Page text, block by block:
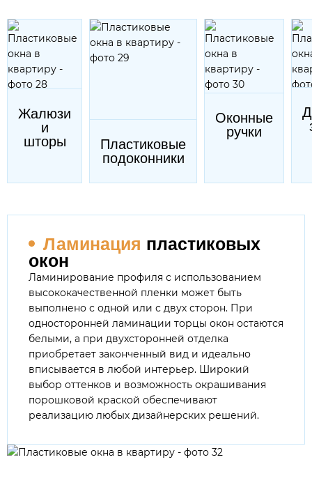
Жалюзи
и
шторы
Пластиковые
подоконники
Оконные
ручки
Ламинация пластиковых
окон
Ламинирование профиля с использованием
высококачественной пленки может быть
выполнено с одной или с двух сторон. При
односторонней ламинации торцы окон остаются
белыми, а при двухсторонней отделка
приобретает законченный вид и идеально
вписывается в любой интерьер. Широкий
выбор оттенков и возможность окрашивания
порошковой краской обеспечивают
реализацию любых дизайнерских решений.